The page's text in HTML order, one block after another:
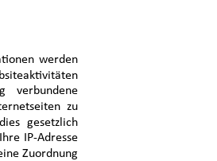
werden
verbundene
zu
gesetzlich
IP-Adresse
Zuordnung